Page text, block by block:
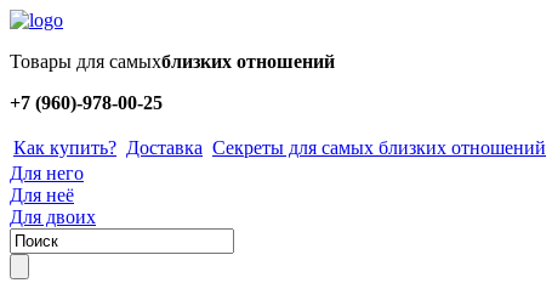
Товары для самыхблизких отношений
+7 (960)-978-00-25
Как купить? Доставка Секреты для самых близких отношений
Для него
Для неё
Для двоих